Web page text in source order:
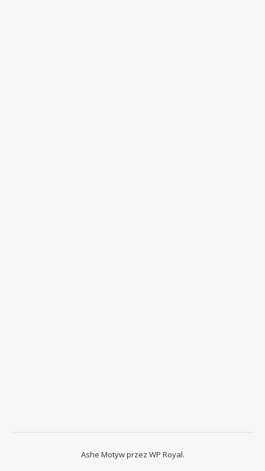
Ashe Motyw przez WP Royal.